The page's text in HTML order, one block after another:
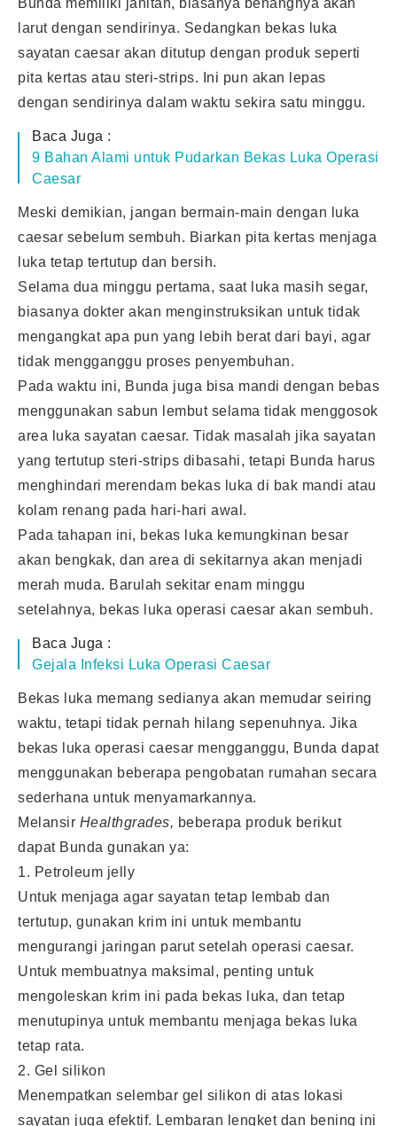
larut dengan sendirinya. Sedangkan bekas luka
sayatan caesar akan ditutup dengan produk seperti
pita kertas atau steri-strips. Ini pun akan lepas
dengan sendirinya dalam waktu sekira satu minggu.
Baca Juga :
9 Bahan Alami untuk Pudarkan Bekas Luka Operasi
Caesar
Meski demikian, jangan bermain-main dengan luka
caesar sebelum sembuh. Biarkan pita kertas menjaga
luka tetap tertutup dan bersih.
Selama dua minggu pertama, saat luka masih segar,
biasanya dokter akan menginstruksikan untuk tidak
mengangkat apa pun yang lebih berat dari bayi, agar
tidak mengganggu proses penyembuhan.
Pada waktu ini, Bunda juga bisa mandi dengan bebas
menggunakan sabun lembut selama tidak menggosok
area luka sayatan caesar. Tidak masalah jika sayatan
yang tertutup steri-strips dibasahi, tetapi Bunda harus
menghindari merendam bekas luka di bak mandi atau
kolam renang pada hari-hari awal.
Pada tahapan ini, bekas luka kemungkinan besar
akan bengkak, dan area di sekitarnya akan menjadi
merah muda. Barulah sekitar enam minggu
setelahnya, bekas luka operasi caesar akan sembuh.
Baca Juga :
Gejala Infeksi Luka Operasi Caesar
Bekas luka memang sedianya akan memudar seiring
waktu, tetapi tidak pernah hilang sepenuhnya. Jika
bekas luka operasi caesar mengganggu, Bunda dapat
menggunakan beberapa pengobatan rumahan secara
sederhana untuk menyamarkannya.
Melansir Healthgrades, beberapa produk berikut
dapat Bunda gunakan ya:
1. Petroleum jelly
Untuk menjaga agar sayatan tetap lembab dan
tertutup, gunakan krim ini untuk membantu
mengurangi jaringan parut setelah operasi caesar.
Untuk membuatnya maksimal, penting untuk
mengoleskan krim ini pada bekas luka, dan tetap
menutupinya untuk membantu menjaga bekas luka
tetap rata.
2. Gel silikon
Menempatkan selembar gel silikon di atas lokasi
sayatan juga efektif. Lembaran lengket dan bening ini